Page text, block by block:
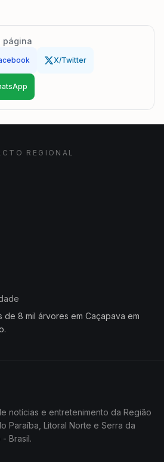
página
X/Twitter
REGIONAL
de 8 mil árvores em Caçapava em
notícias e entretenimento da Região
Paraíba, Litoral Norte e Serra da
Brasil.